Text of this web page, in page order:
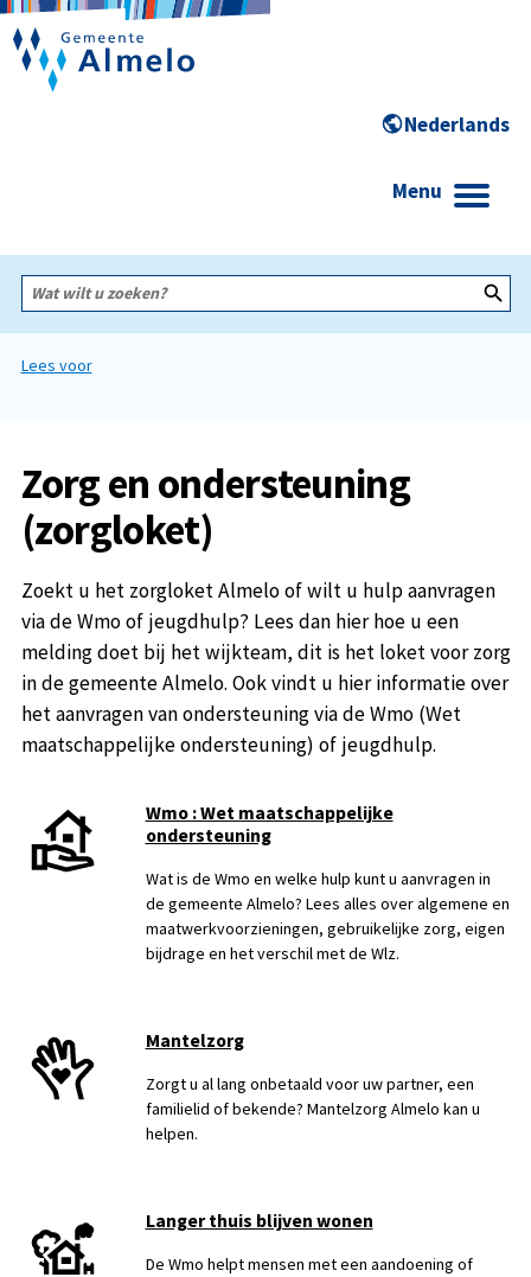
Menu
Wat
wilt
zoeken?
Lees voor
Zorg en ondersteuning
(zorgloket)
Zoekt u het zorgloket Almelo of wilt u hulp aanvragen
via de Wmo of jeugdhulp? Lees dan hier hoe u een
melding doet bij het wijkteam, dit is het loket voor zorg
in de gemeente Almelo. Ook vindt u hier informatie over
het aanvragen van ondersteuning via de Wmo (Wet
maatschappelijke ondersteuning) of jeugdhulp.
Wmo : Wet maatschappelijke
ondersteuning
Wat is de Wmo en welke hulp kunt u aanvragen in
de gemeente Almelo? Lees alles over algemene en
maatwerkvoorzieningen, gebruikelijke zorg, eigen
bijdrage en het verschil met de Wlz.
Mantelzorg
Zorgt u al lang onbetaald voor uw partner, een
familielid of bekende? Mantelzorg Almelo kan u
helpen.
Langer thuis blijven wonen
De Wmo helpt mensen met een aandoening of